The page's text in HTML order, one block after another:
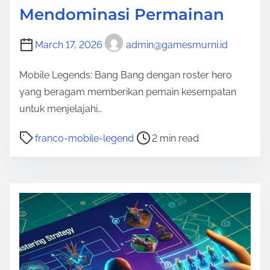
Mendominasi Permainan
March 17, 2026 admin@gamesmurni.id
Mobile Legends: Bang Bang dengan roster hero
yang beragam memberikan pemain kesempatan
untuk menjelajahi…
franco-mobile-legend
P
r
e
a
d
2 min read